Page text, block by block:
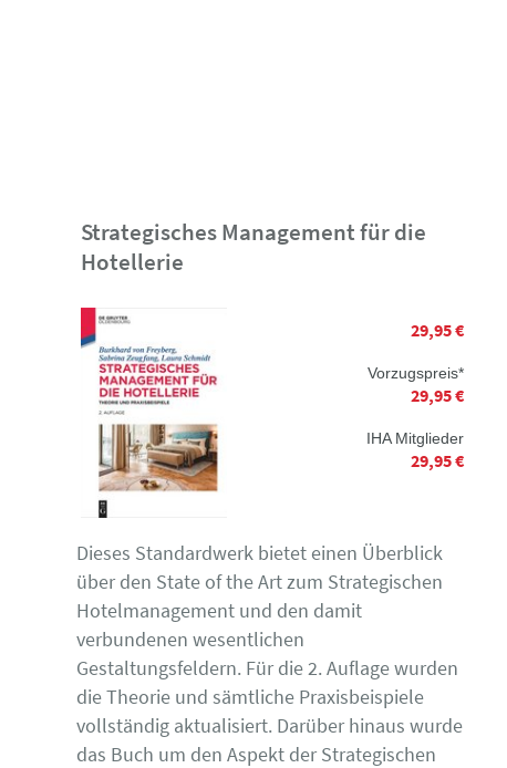
Strategisches Management für die
Hotellerie
29,95 €
Vorzugspreis*
29,95 €
IHA Mitglieder
29,95 €
Dieses Standardwerk bietet einen Überblick
über den State of the Art zum Strategischen
Hotelmanagement und den damit
verbundenen wesentlichen
Gestaltungsfeldern. Für die 2. Auflage wurden
die Theorie und sämtliche Praxisbeispiele
vollständig aktualisiert. Darüber hinaus wurde
das Buch um den Aspekt der Strategischen